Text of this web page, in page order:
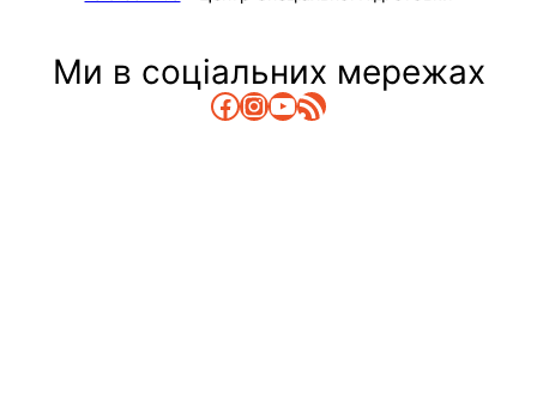
Ми в соціальних мережах
Facebook
Instagram
YouTube
RSS Канал